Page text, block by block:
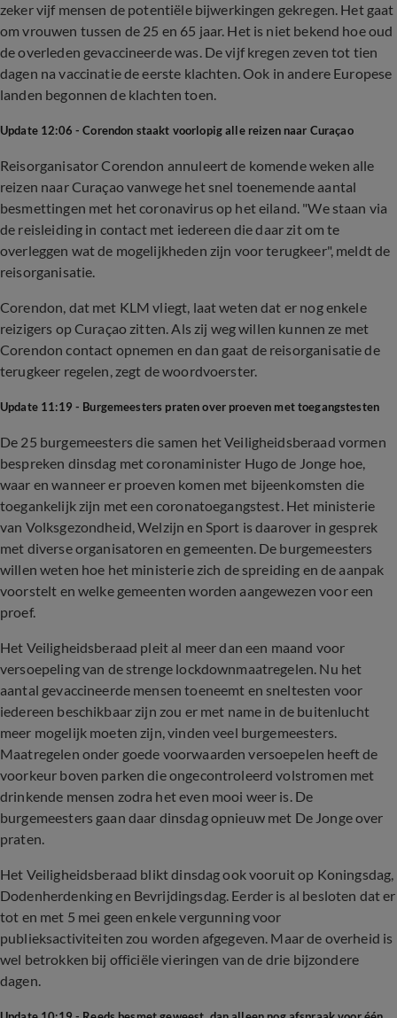
zeker vijf mensen de potentiële bijwerkingen gekregen. Het gaat
om vrouwen tussen de 25 en 65 jaar. Het is niet bekend hoe oud
de overleden gevaccineerde was. De vijf kregen zeven tot tien
dagen na vaccinatie de eerste klachten. Ook in andere Europese
landen begonnen de klachten toen.
Update 12:06 - Corendon staakt voorlopig alle reizen naar Curaçao
Reisorganisator Corendon annuleert de komende weken alle
reizen naar Curaçao vanwege het snel toenemende aantal
besmettingen met het coronavirus op het eiland. "We staan via
de reisleiding in contact met iedereen die daar zit om te
overleggen wat de mogelijkheden zijn voor terugkeer", meldt de
reisorganisatie.
Corendon, dat met KLM vliegt, laat weten dat er nog enkele
reizigers op Curaçao zitten. Als zij weg willen kunnen ze met
Corendon contact opnemen en dan gaat de reisorganisatie de
terugkeer regelen, zegt de woordvoerster.
Update 11:19 - Burgemeesters praten over proeven met toegangstesten
De 25 burgemeesters die samen het Veiligheidsberaad vormen
bespreken dinsdag met coronaminister Hugo de Jonge hoe,
waar en wanneer er proeven komen met bijeenkomsten die
toegankelijk zijn met een coronatoegangstest. Het ministerie
van Volksgezondheid, Welzijn en Sport is daarover in gesprek
met diverse organisatoren en gemeenten. De burgemeesters
willen weten hoe het ministerie zich de spreiding en de aanpak
voorstelt en welke gemeenten worden aangewezen voor een
proef.
Het Veiligheidsberaad pleit al meer dan een maand voor
versoepeling van de strenge lockdownmaatregelen. Nu het
aantal gevaccineerde mensen toeneemt en sneltesten voor
iedereen beschikbaar zijn zou er met name in de buitenlucht
meer mogelijk moeten zijn, vinden veel burgemeesters.
Maatregelen onder goede voorwaarden versoepelen heeft de
voorkeur boven parken die ongecontroleerd volstromen met
drinkende mensen zodra het even mooi weer is. De
burgemeesters gaan daar dinsdag opnieuw met De Jonge over
praten.
Het Veiligheidsberaad blikt dinsdag ook vooruit op Koningsdag,
Dodenherdenking en Bevrijdingsdag. Eerder is al besloten dat er
tot en met 5 mei geen enkele vergunning voor
publieksactiviteiten zou worden afgegeven. Maar de overheid is
wel betrokken bij officiële vieringen van de drie bijzondere
dagen.